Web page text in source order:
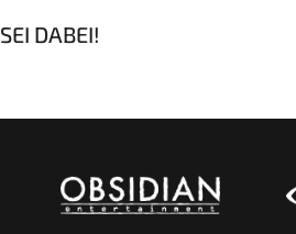
SEI DABEI!